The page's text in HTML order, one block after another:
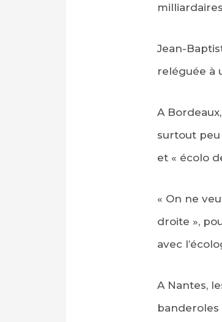
Jean-
reléguée à
A
surtout peu
et « écolo
« On ne
droite »,
avec
A Nantes,
banderoles